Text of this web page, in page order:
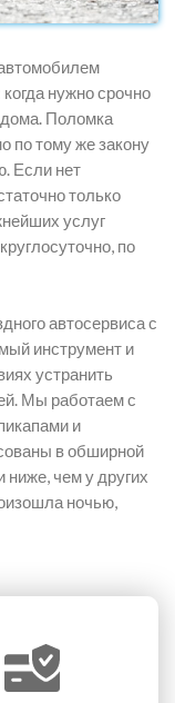
нужно срочно
дома. Поломка
по тому же закону
Если нет
только
услуг
по
автосервиса с
инструмент и
устранить
Мы работаем с
и
в обширной
ниже, чем у других
ночью,